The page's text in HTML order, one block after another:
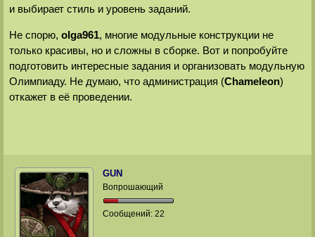
и выбирает стиль и уровень заданий.
Не спорю, olga961, многие модульные конструкции не
только красивы, но и сложны в сборке. Вот и попробуйте
подготовить интересные задания и организовать модульную
Олимпиаду. Не думаю, что администрация (Chameleon)
откажет в её проведении.
GUN
Вопрошающий
Сообщений:22